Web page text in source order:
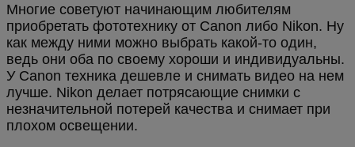
Многие советуют начинающим любителям
приобретать фототехнику от Canon либо Nikon. Ну
как между ними можно выбрать какой-то один,
ведь они оба по своему хороши и индивидуальны.
У Canon техника дешевле и снимать видео на нем
лучше. Nikon делает потрясающие снимки с
незначительной потерей качества и снимает при
плохом освещении.